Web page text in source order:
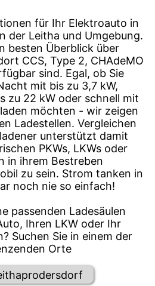
für Ihr Elektroauto in
der Leitha und Umgebung.
besten Überblick über
CCS, Type 2, CHAdeMO
sind. Egal, ob Sie
mit bis zu 3,7 kW,
zu 22 kW oder schnell mit
möchten - wir zeigen
Ladestellen. Vergleichen
unterstützt damit
PKWs, LKWs oder
in ihrem Bestreben
zu sein. Strom tanken in
noch nie so einfach!
passenden Ladesäulen
Ihren LKW oder Ihr
Suchen Sie in einem der
Orte